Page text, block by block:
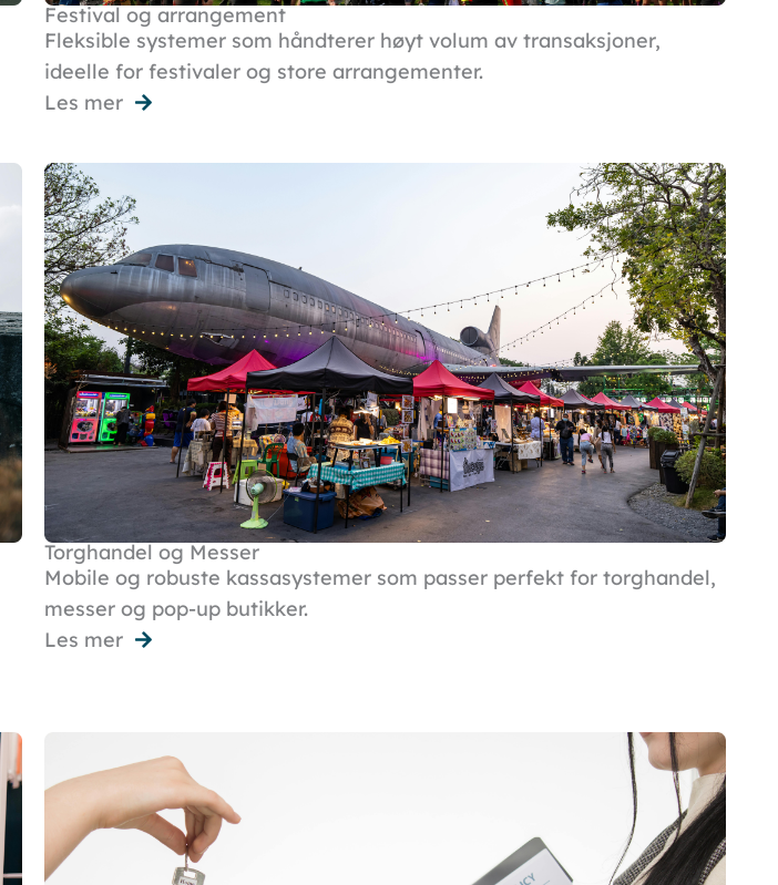
Festival og arrangement
Fleksible systemer som håndterer høyt volum av transaksjoner,
ideelle for festivaler og store arrangementer.
Les mer
Torghandel og Messer
Mobile og robuste kassasystemer som passer perfekt for torghandel,
messer og pop-up butikker.
Les mer